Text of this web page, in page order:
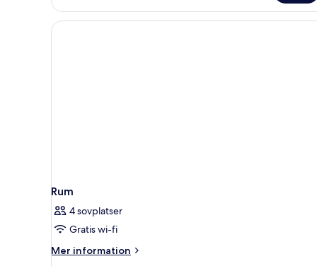
-
havsutsikt
Rum
4 sovplatser
Gratis wi-fi
Mer information
Mer